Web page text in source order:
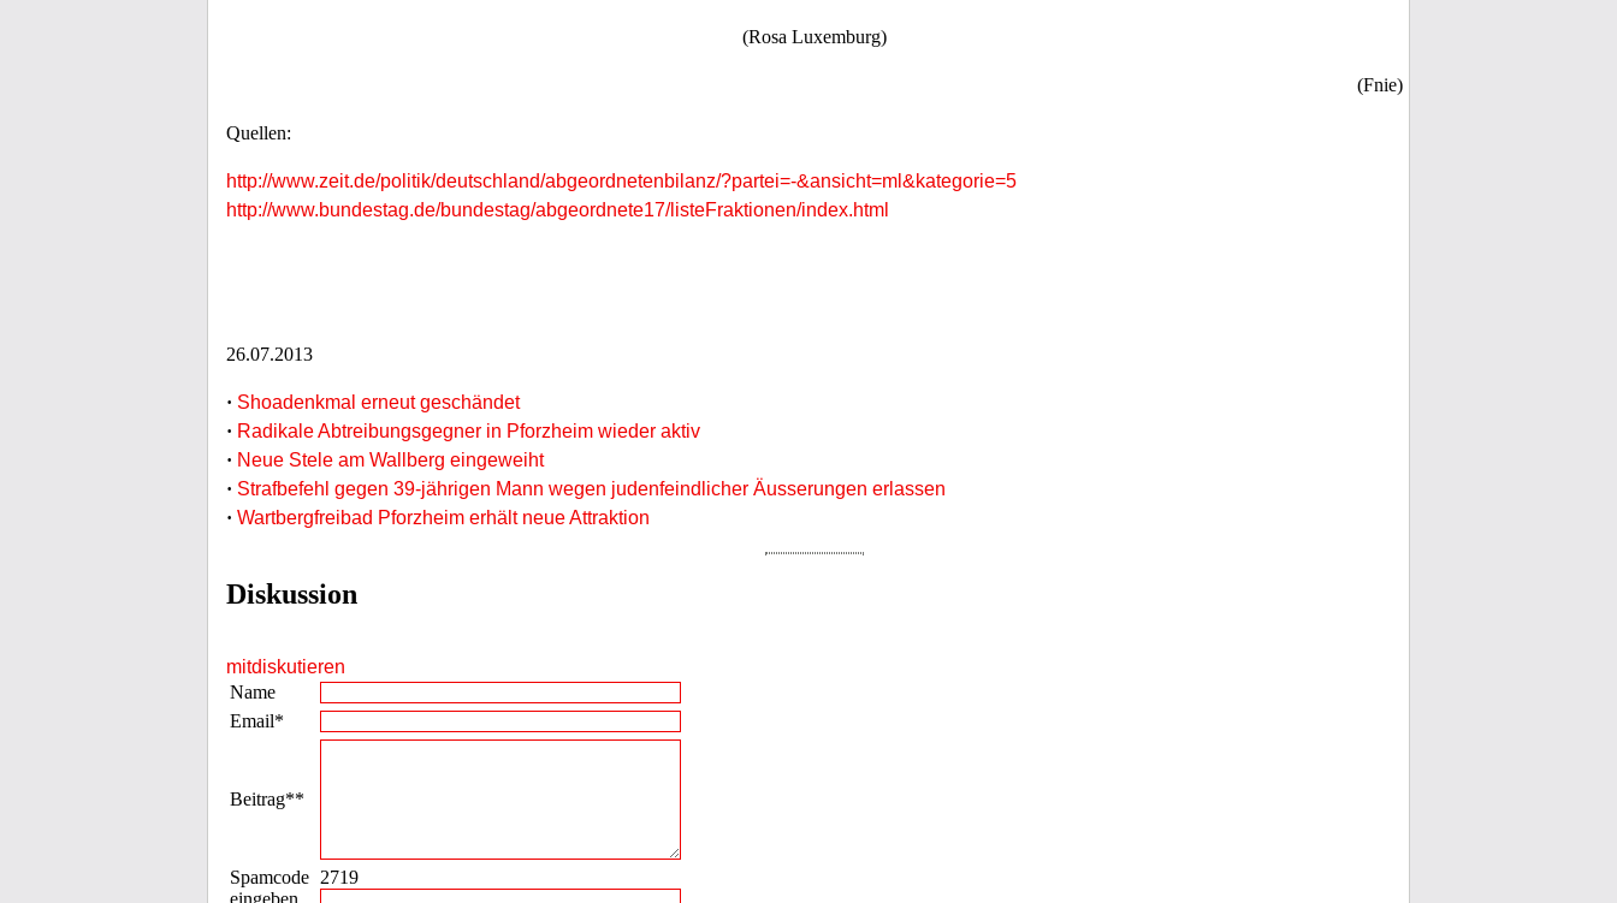
(Rosa Luxemburg)
(Fnie)
Quellen:
http://www.zeit.de/politik/deutschland/abgeordnetenbilanz/?partei=-&ansicht=ml&kategorie=5
http://www.bundestag.de/bundestag/abgeordnete17/listeFraktionen/index.html
26.07.2013
· Shoadenkmal erneut geschändet
· Radikale Abtreibungsgegner in Pforzheim wieder aktiv
· Neue Stele am Wallberg eingeweiht
· Strafbefehl gegen 39-jährigen Mann wegen judenfeindlicher Äusserungen erlassen
· Wartbergfreibad Pforzheim erhält neue Attraktion
Diskussion
mitdiskutieren
Name
Email*
Beitrag**
Spamcode
eingeben
2719